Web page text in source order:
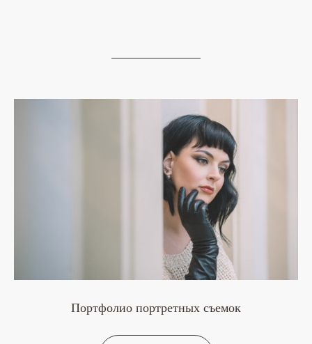
Портфолио портретных съемок